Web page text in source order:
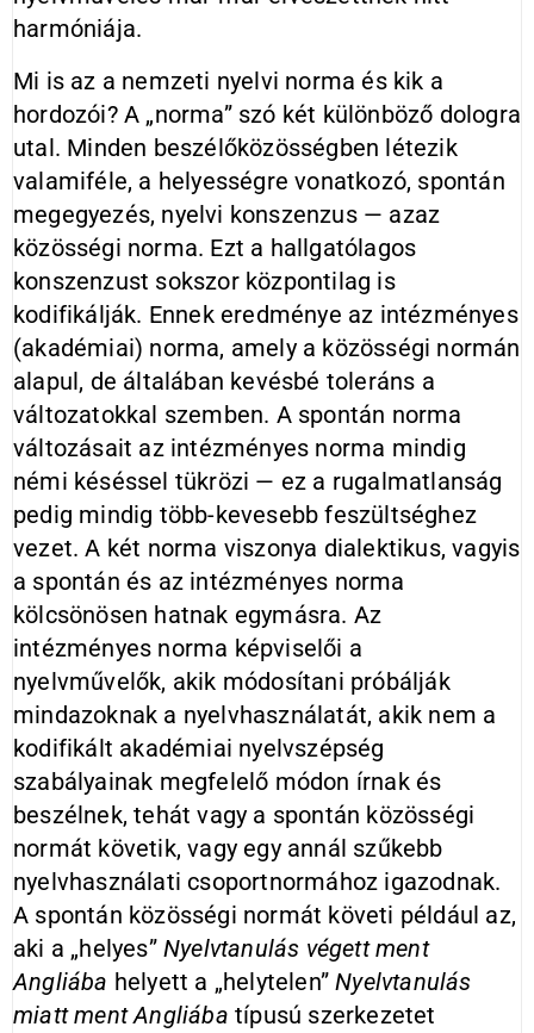
harmóniája.
Mi is az a nemzeti nyelvi norma és kik a
hordozói? A „norma” szó két különböző dologra
utal. Minden beszélőközösségben létezik
valamiféle, a helyességre vonatkozó, spontán
megegyezés, nyelvi konszenzus — azaz
közösségi norma. Ezt a hallgatólagos
konszenzust sokszor központilag is
kodifikálják. Ennek eredménye az intézményes
(akadémiai) norma, amely a közösségi normán
alapul, de általában kevésbé toleráns a
változatokkal szemben. A spontán norma
változásait az intézményes norma mindig
némi késéssel tükrözi — ez a rugalmatlanság
pedig mindig több-kevesebb feszültséghez
vezet. A két norma viszonya dialektikus, vagyis
a spontán és az intézményes norma
kölcsönösen hatnak egymásra. Az
intézményes norma képviselői a
nyelvművelők, akik módosítani próbálják
mindazoknak a nyelvhasználatát, akik nem a
kodifikált akadémiai nyelvszépség
szabályainak megfelelő módon írnak és
beszélnek, tehát vagy a spontán közösségi
normát követik, vagy egy annál szűkebb
nyelvhasználati csoportnormához igazodnak.
A spontán közösségi normát követi például az,
aki a „helyes” Nyelvtanulás végett ment
Angliába helyett a „helytelen”Nyelvtanulás
miatt ment Angliába típusú szerkezetet